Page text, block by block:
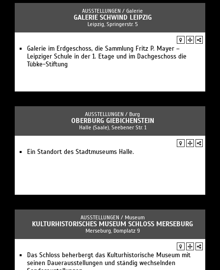
AUSSTELLUNGEN / Galerie
GALERIE SCHWIND LEIPZIG
Leipzig, Springerstr. 5
Galerie im Erdgeschoss, die Sammlung Fritz P. Mayer –
Leipziger Schule in der 1. Etage und im Dachgeschoss die
Tübke-Stiftung
AUSSTELLUNGEN / Burg
OBERBURG GIEBICHENSTEIN
Halle (Saale), Seebener Str. 1
Ein Standort des Stadtmuseums Halle.
AUSSTELLUNGEN / Museum
KULTURHISTORISCHES MUSEUM SCHLOSS MERSEBURG
Merseburg, Domplatz 9
Das Schloss beherbergt das Kulturhistorische Museum mit
seinen Dauerausstellungen und ständig wechselnden